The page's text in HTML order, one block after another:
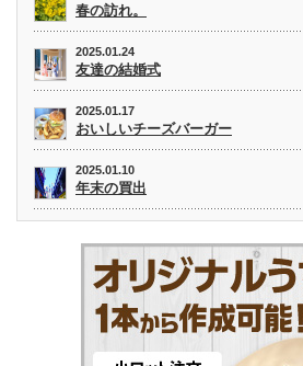
春の訪れ。
2025.01.24
友達の結婚式
2025.01.17
おいしいチーズバーガー
2025.01.10
年末の買出